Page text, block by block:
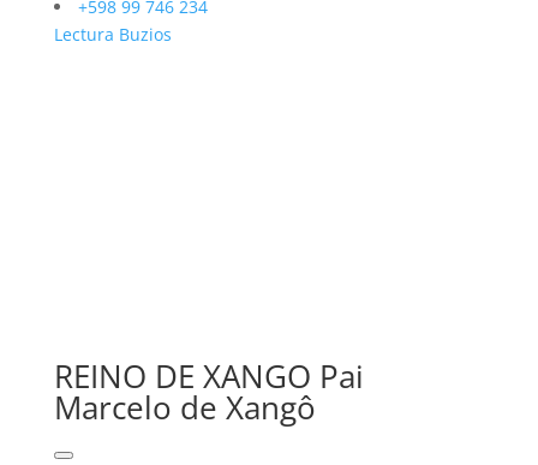
+598 99 746 234
Lectura Buzios
REINO DE XANGO Pai
Marcelo de Xangô